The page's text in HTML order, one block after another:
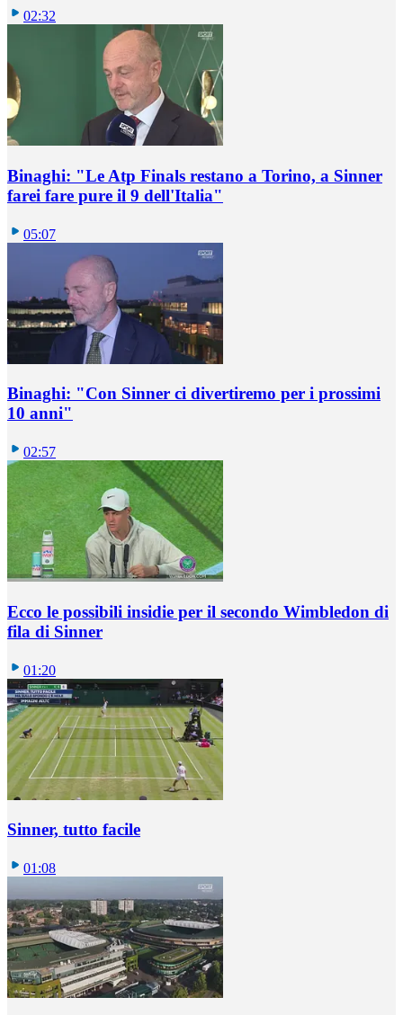
02:32
Binaghi: "Le Atp Finals restano a Torino, a Sinner
farei fare pure il 9 dell'Italia"
05:07
Binaghi: "Con Sinner ci divertiremo per i prossimi
10 anni"
02:57
Ecco le possibili insidie per il secondo Wimbledon di
fila di Sinner
01:20
Sinner, tutto facile
01:08